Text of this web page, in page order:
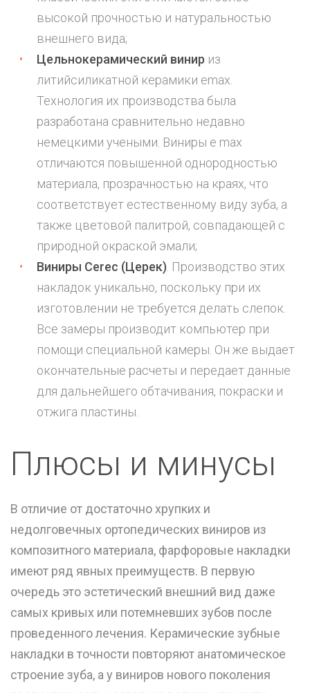
высокой прочностью и натуральностью
внешнего вида;
Цельнокерамический винир из
литийсиликатной керамики emax.
Технология их производства была
разработана сравнительно недавно
немецкими учеными. Виниры e max
отличаются повышенной однородностью
материала, прозрачностью на краях, что
соответствует естественному виду зуба, а
также цветовой палитрой, совпадающей с
природной окраской эмали;
Виниры Cerec (Церек) . Производство этих
накладок уникально, поскольку при их
изготовлении не требуется делать слепок.
Все замеры производит компьютер при
помощи специальной камеры. Он же выдает
окончательные расчеты и передает данные
для дальнейшего обтачивания, покраски и
отжига пластины.
Плюсы и минусы
В отличие от достаточно хрупких и
недолговечных ортопедических виниров из
композитного материала, фарфоровые накладки
имеют ряд явных преимуществ. В первую
очередь это эстетический внешний вид даже
самых кривых или потемневших зубов после
проведенного лечения. Керамические зубные
накладки в точности повторяют анатомическое
строение зуба, а у виниров нового поколения